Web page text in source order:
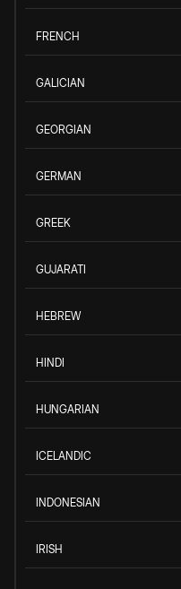
FRENCH
GALICIAN
GEORGIAN
GERMAN
GREEK
GUJARATI
HEBREW
HINDI
HUNGARIAN
ICELANDIC
INDONESIAN
IRISH